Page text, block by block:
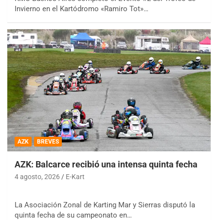
Invierno en el Kartódromo «Ramiro Tot»…
AZK BREVES
AZK: Balcarce recibió una intensa quinta fecha
4 agosto, 2026 E-Kart
La Asociación Zonal de Karting Mar y Sierras disputó la
quinta fecha de su campeonato en…